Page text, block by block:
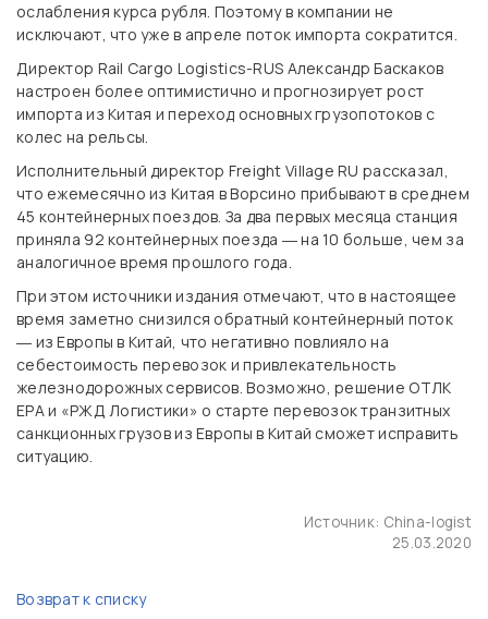
ослабления курса рубля. Поэтому в компании не
исключают, что уже в апреле поток импорта сократится.
Директор Rail Cargo Logistics-RUS Александр Баскаков
настроен более оптимистично и прогнозирует рост
импорта из Китая и переход основных грузопотоков с
колес на рельсы.
Исполнительный директор Freight Village RU рассказал,
что ежемесячно из Китая в Ворсино прибывают в среднем
45 контейнерных поездов. За два первых месяца станция
приняла 92 контейнерных поезда ― на 10 больше, чем за
аналогичное время прошлого года.
При этом источники издания отмечают, что в настоящее
время заметно снизился обратный контейнерный поток
― из Европы в Китай, что негативно повлияло на
себестоимость перевозок и привлекательность
железнодорожных сервисов. Возможно, решение ОТЛК
ЕРА и «РЖД Логистики» о старте перевозок транзитных
санкционных грузов из Европы в Китай сможет исправить
ситуацию.
Источник: China-logist
25.03.2020
Возврат к списку